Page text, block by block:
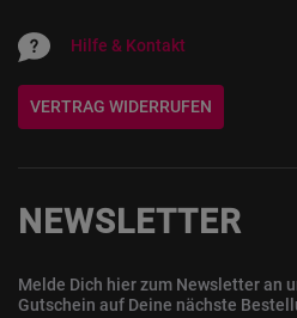
Hilfe & Kontakt
VERTRAG WIDERRUFEN
NEWSLETTER
Melde Dich hier zum Newsletter an
Gutschein auf Deine nächste